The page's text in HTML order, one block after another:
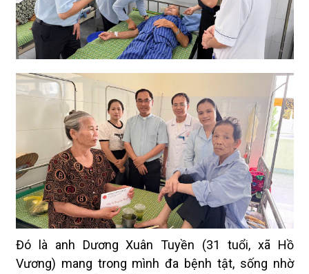
Đó là anh Dương Xuân Tuyền (31 tuổi, xã Hồ
Vương) mang trong mình đa bệnh tật, sống nhờ